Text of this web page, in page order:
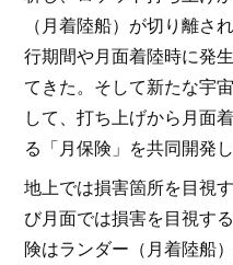
（月着陸船）が切り離さ
行期間や月面着陸時に発
てきた。そして新たな宇
して、打ち上げから月面
る「月保険」を共同開発し
地上では損害箇所を目視
び月面では損害を目視す
険はランダー（月着陸船